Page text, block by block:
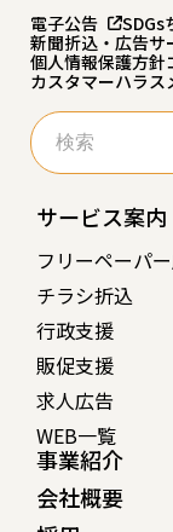
電子公告 SDGs
新聞折込・広告サ
個人情報保護方針
カスタマーハラス
検
索:
サービス案内
フリーペーパ
チラシ折込
行政支援
販促支援
求人広告
WEB一覧
事業紹介
会社概要